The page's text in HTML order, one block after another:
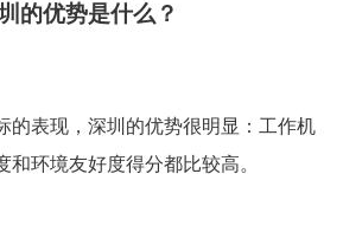
的优势是什么？
的表现，深圳的优势很明显：工作机
环境友好度得分都比较高。